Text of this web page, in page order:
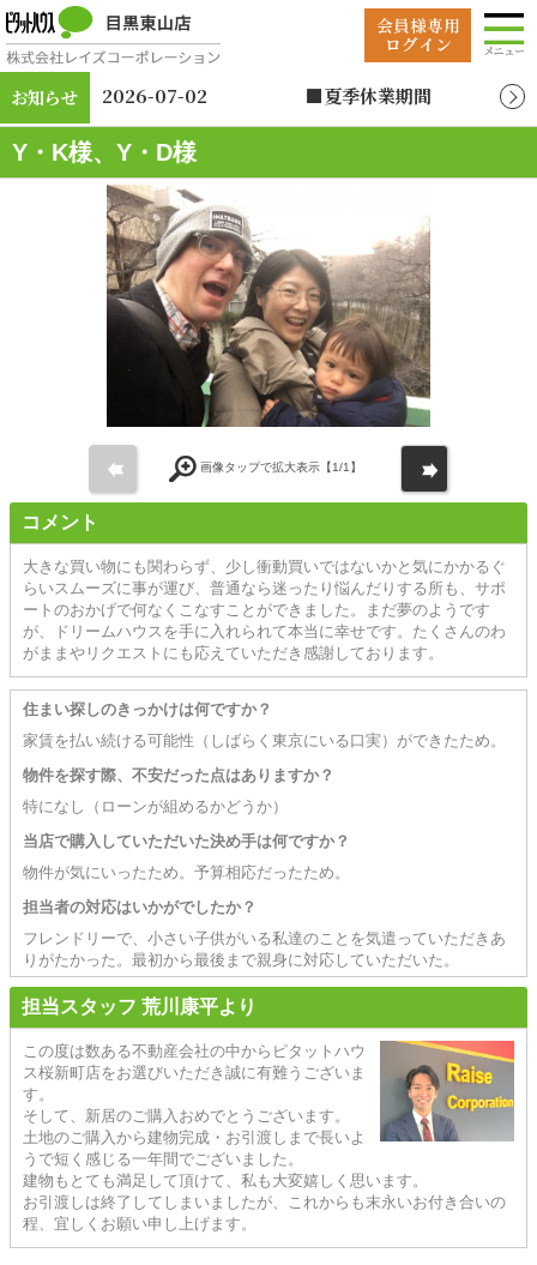
お知らせ 2026-07-02
■夏季休業期間
2026年8月12日（水）
（水）
Y・K様、Y・D様
画像タップで拡大表示【1/1】
コメント
大きな買い物にも関わらず、少し衝動買いではないかと気にかかるぐ
らいスムーズに事が運び、普通なら迷ったり悩んだりする所も、サポ
ートのおかげで何なくこなすことができました。まだ夢のようです
が、ドリームハウスを手に入れられて本当に幸せです。たくさんのわ
がままやリクエストにも応えていただき感謝しております。
住まい探しのきっかけは何ですか？
家賃を払い続ける可能性（しばらく東京にいる口実）ができたため。
物件を探す際、不安だった点はありますか？
特になし（ローンが組めるかどうか）
当店で購入していただいた決め手は何ですか？
物件が気にいったため。予算相応だったため。
担当者の対応はいかがでしたか？
フレンドリーで、小さい子供がいる私達のことを気遣っていただきあ
りがたかった。最初から最後まで親身に対応していただいた。
担当スタッフ 荒川康平より
この度は数ある不動産会社の中からピタットハウ
ス桜新町店をお選びいただき誠に有難うございま
す。
そして、新居のご購入おめでとうございます。
土地のご購入から建物完成・お引渡しまで長いよ
うで短く感じる一年間でございました。
建物もとても満足して頂けて、私も大変嬉しく思います。
お引渡しは終了してしまいましたが、これからも末永いお付き合いの
程、宜しくお願い申し上げます。